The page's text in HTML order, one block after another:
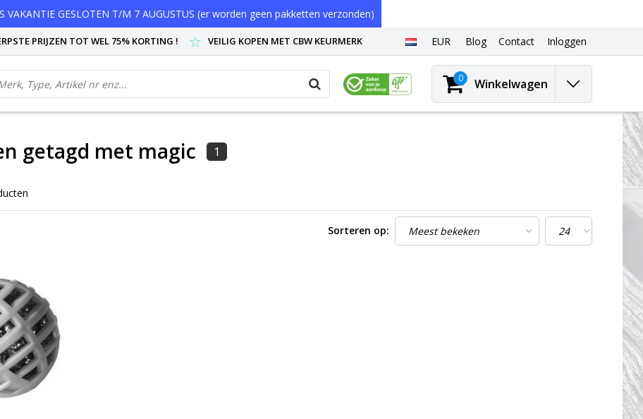
VAKANTIE GESLOTEN T/M 7 AUGUSTUS (er worden geen pakketten verzonden)
PRIJZEN TOT WEL 75% KORTING ! VEILIG KOPEN MET CBW KEURMERK EUR Blog Contact Inloggen
0 Winkelwagen
getagd met magic 1
Sorteren op: